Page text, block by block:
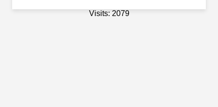
Visits: 2079